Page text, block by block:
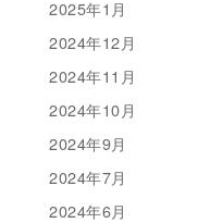
2025年1月
2024年12月
2024年11月
2024年10月
2024年9月
2024年7月
2024年6月